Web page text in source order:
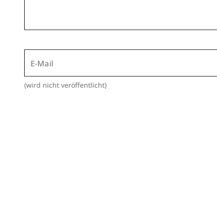
E-Mail
(wird nicht veröffentlicht)